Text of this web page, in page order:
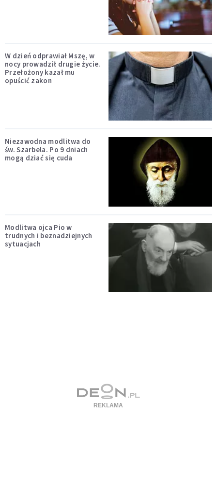
W dzień odprawiał Mszę, w
nocy prowadził drugie życie.
Przełożony kazał mu
opuścić zakon
Niezawodna modlitwa do
św. Szarbela. Po 9 dniach
mogą dziać się cuda
Modlitwa ojca Pio w
trudnych i beznadziejnych
sytuacjach